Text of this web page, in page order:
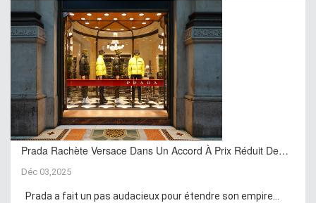
Prada Rachète Versace Dans Un Accord À Prix Réduit De…
Déc 03,2025
Prada a fait un pas audacieux pour étendre son empire...